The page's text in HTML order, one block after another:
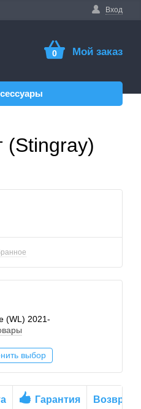
Вход
0 Мой заказ
(Stingray)
(WL) 2021-
выбор
Гарантия Возврат